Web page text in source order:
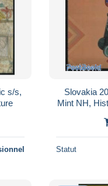
s/s,
Slovakia
Mint NH,
Statut